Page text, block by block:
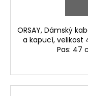
ORSAY, Dámský
a kapucí,
Pas: